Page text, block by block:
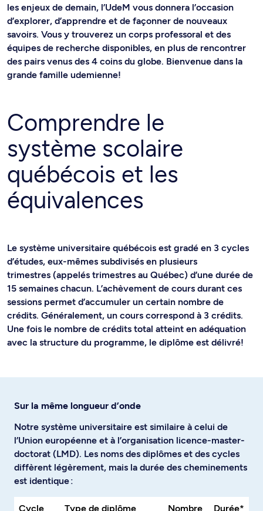
les enjeux de demain, l’UdeM vous donnera l’occasion
d’explorer, d’apprendre et de façonner de nouveaux
savoirs. Vous y trouverez un corps professoral et des
équipes de recherche disponibles, en plus de rencontrer
des pairs venus des 4 coins du globe. Bienvenue dans la
grande famille udemienne!
Comprendre le
système scolaire
québécois et les
équivalences
Le système universitaire québécois est gradé en 3 cycles
d’études, eux-mêmes subdivisés en plusieurs
trimestres (appelés trimestres au Québec) d’une durée de
15 semaines chacun. L’achèvement de cours durant ces
sessions permet d’accumuler un certain nombre de
crédits. Généralement, un cours correspond à 3 crédits.
Une fois le nombre de crédits total atteint en adéquation
avec la structure du programme, le diplôme est délivré!
Sur la même longueur d’onde
Notre système universitaire est similaire à celui de
l’Union européenne et à l’organisation licence-master-
doctorat (LMD). Les noms des diplômes et des cycles
diffèrent légèrement, mais la durée des cheminements
est identique :
Cycle Type de diplôme Nombre Durée*